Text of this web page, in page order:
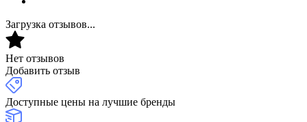
Загрузка отзывов...
Нет отзывов
Добавить отзыв
Доступные цены на лучшие бренды